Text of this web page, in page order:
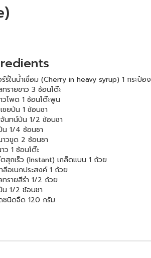
ร์รี่ในน้ำเชื่อม (Cherry in heavy syrup) 1 กระป๋อง
ทรายขาว 3 ช้อนโต๊ะ
วโพด 1 ช้อนโต๊ะพูน
ชยป่น 1 ช้อนชา
นทน์ป่น 1/2 ช้อนชา
น 1/4 ช้อนชา
าวขูด 2 ช้อนชา
ว 1 ช้อนโต๊ะ
ตสุกเร็ว (Instant) เกล็ดแบน 1 ถ้วย
ลีอเนกประสงค์ 1 ถ้วย
ทรายสีรำ 1/2 ถ้วย
น 1/2 ช้อนชา
ชนิดจืด 120 กรัม